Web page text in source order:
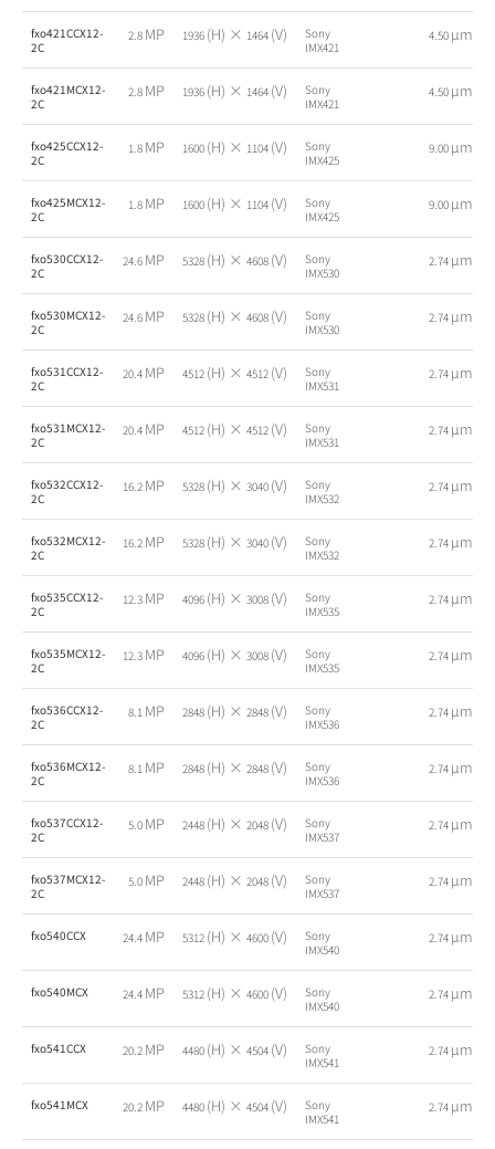
fxo421CCX12-
2C
2.8 MP 1936 (H) × 1464 (V)
Sony
IMX421
4.50 µm
fxo421MCX12-
2C
2.8 MP 1936 (H) × 1464 (V)
Sony
IMX421
4.50 µm
fxo425CCX12-
2C
1.8 MP 1600 (H) × 1104 (V)
Sony
IMX425
9.00 µm
fxo425MCX12-
2C
1.8 MP 1600 (H) × 1104 (V)
Sony
IMX425
9.00 µm
fxo530CCX12-
2C
24.6 MP 5328 (H) × 4608 (V)
Sony
IMX530
2.74 µm
fxo530MCX12-
2C
24.6 MP 5328 (H) × 4608 (V)
Sony
IMX530
2.74 µm
fxo531CCX12-
2C
20.4 MP 4512 (H) × 4512 (V)
Sony
IMX531
2.74 µm
fxo531MCX12-
2C
20.4 MP 4512 (H) × 4512 (V)
Sony
IMX531
2.74 µm
fxo532CCX12-
2C
16.2 MP 5328 (H) × 3040 (V)
Sony
IMX532
2.74 µm
fxo532MCX12-
2C
16.2 MP 5328 (H) × 3040 (V)
Sony
IMX532
2.74 µm
fxo535CCX12-
2C
12.3 MP 4096 (H) × 3008 (V)
Sony
IMX535
2.74 µm
fxo535MCX12-
2C
12.3 MP 4096 (H) × 3008 (V)
Sony
IMX535
2.74 µm
fxo536CCX12-
2C
8.1 MP 2848 (H) × 2848 (V)
Sony
IMX536
2.74 µm
fxo536MCX12-
2C
8.1 MP 2848 (H) × 2848 (V)
Sony
IMX536
2.74 µm
fxo537CCX12-
2C
5.0 MP 2448 (H) × 2048 (V)
Sony
IMX537
2.74 µm
fxo537MCX12-
2C
5.0 MP 2448 (H) × 2048 (V)
Sony
IMX537
2.74 µm
fxo540CCX 24.4 MP 5312 (H) × 4600 (V)
Sony
IMX540
2.74 µm
fxo540MCX 24.4 MP 5312 (H) × 4600 (V)
Sony
IMX540
2.74 µm
fxo541CCX 20.2 MP 4480 (H) × 4504 (V)
Sony
IMX541
2.74 µm
fxo541MCX 20.2 MP 4480 (H) × 4504 (V)
Sony
IMX541
2.74 µm